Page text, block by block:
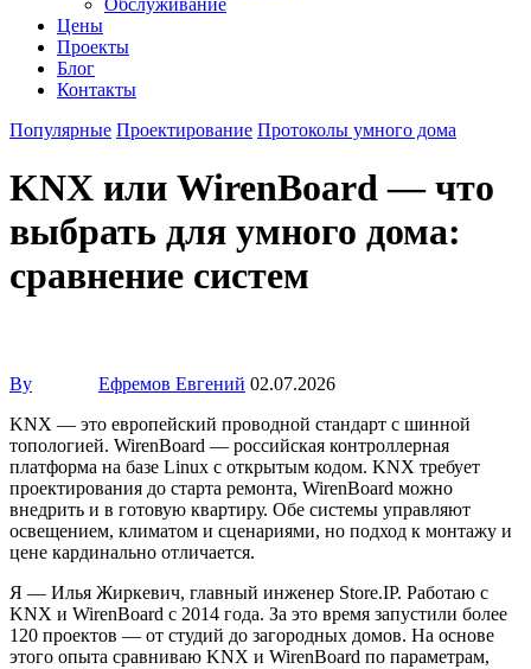
Обслуживание
Цены
Проекты
Блог
Контакты
Популярные Проектирование Протоколы умного дома
KNX или WirenBoard — что
выбрать для умного дома:
сравнение систем
By Ефремов Евгений 02.07.2026
KNX — это европейский проводной стандарт с шинной
топологией. WirenBoard — российская контроллерная
платформа на базе Linux с открытым кодом. KNX требует
проектирования до старта ремонта, WirenBoard можно
внедрить и в готовую квартиру. Обе системы управляют
освещением, климатом и сценариями, но подход к монтажу и
цене кардинально отличается.
Я — Илья Жиркевич, главный инженер Store.IP. Работаю с
KNX и WirenBoard с 2014 года. За это время запустили более
120 проектов — от студий до загородных домов. На основе
этого опыта сравниваю KNX и WirenBoard по параметрам,